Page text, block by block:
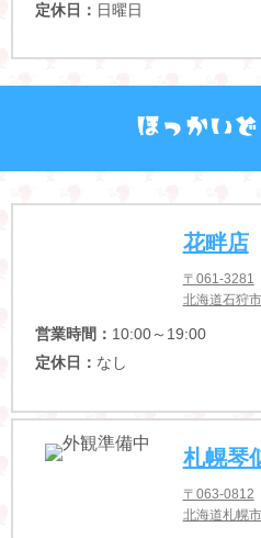
定休日： 日曜日
花畔店
〒061-3281
北海道石狩
営業時間： 10:00～19:00
定休日： なし
札幌琴
〒063-0812
北海道札幌